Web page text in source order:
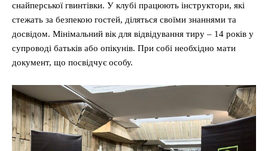
снайперської гвинтівки. У клубі працюють інструктори, які
стежать за безпекою гостей, діляться своїми знаннями та
досвідом. Мінімальний вік для відвідування тиру – 14 років у
супроводі батьків або опікунів. При собі необхідно мати
документ, що посвідчує особу.